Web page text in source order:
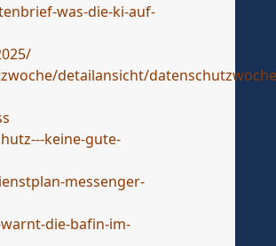
was-die-ki-auf-
detailansicht/
keine-gute-
messenger-
die-bafin-im-